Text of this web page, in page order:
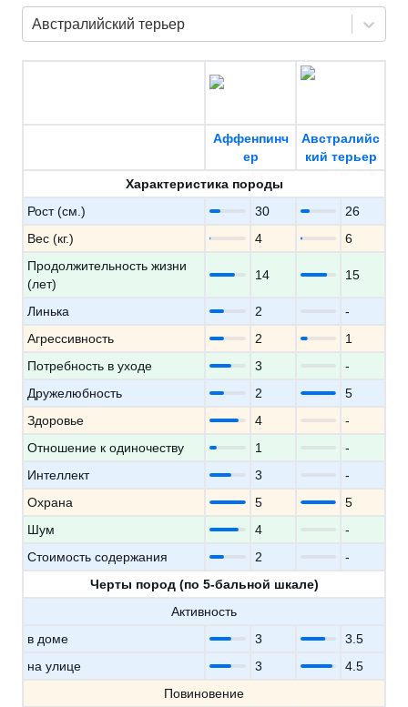
Австралийский терьер
Аффенпинч
ер
Австралийс
кий терьер
Характеристика породы
Рост (см.)
30
26
Вес (кг.)
4
6
Продолжительность жизни
(лет)
14 15
Линька 2
-
Агрессивность
2
1
Потребность в уходе
3
-
Дружелюбность
2
5
Здоровье
4
-
Отношение к одиночеству
1
-
Интеллект
3
-
Охрана
5
5
Шум
4
-
Стоимость содержания
2
-
Черты пород (по 5-бальной шкале)
Активность
в доме
3
3.5
на улице
3
4.5
Повиновение